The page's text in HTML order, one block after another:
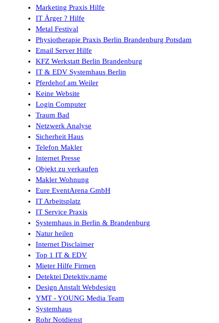
Marketing Praxis Hilfe
IT Ärger ? Hilfe
Metal Festival
Physiotherapie Praxis Berlin Brandenburg Potsdam
Email Server Hilfe
KFZ Werkstatt Berlin Brandenburg
IT & EDV Systemhaus Berlin
Pferdehof am Weiler
Keine Website
Login Computer
Traum Bad
Netzwerk Analyse
Sicherheit Haus
Telefon Makler
Internet Presse
Objekt zu verkaufen
Makler Wohnung
Eure EventArena GmbH
IT Arbeitsplatz
IT Service Praxis
Systemhaus in Berlin & Brandenburg
Natur heilen
Internet Disclaimer
Top 1 IT & EDV
Mieter Hilfe Firmen
Detektei Detektiv.name
Design Anstalt Webdesign
YMT - YOUNG Media Team
Systemhaus
Rohr Notdienst